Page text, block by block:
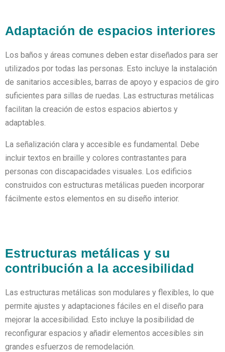
Adaptación de espacios interiores
Los baños y áreas comunes deben estar diseñados para ser
utilizados por todas las personas. Esto incluye la instalación
de sanitarios accesibles, barras de apoyo y espacios de giro
suficientes para sillas de ruedas. Las estructuras metálicas
facilitan la creación de estos espacios abiertos y
adaptables.
La señalización clara y accesible es fundamental. Debe
incluir textos en braille y colores contrastantes para
personas con discapacidades visuales. Los edificios
construidos con estructuras metálicas pueden incorporar
fácilmente estos elementos en su diseño interior.
Estructuras metálicas y su
contribución a la accesibilidad
Las estructuras metálicas son modulares y flexibles, lo que
permite ajustes y adaptaciones fáciles en el diseño para
mejorar la accesibilidad. Esto incluye la posibilidad de
reconfigurar espacios y añadir elementos accesibles sin
grandes esfuerzos de remodelación.